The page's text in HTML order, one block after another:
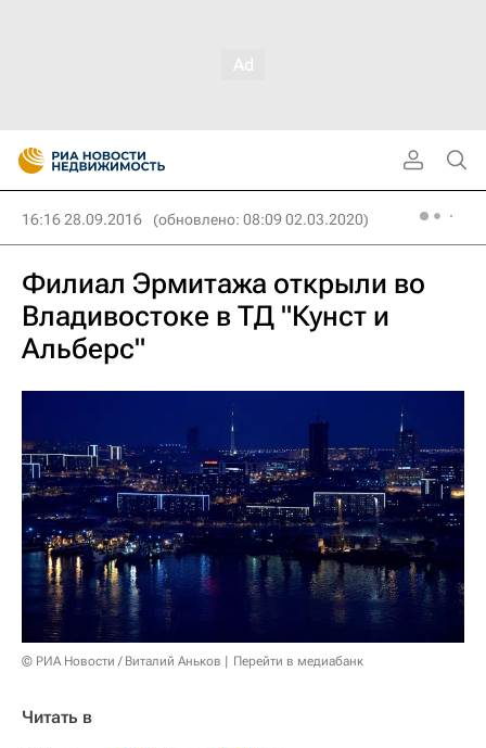
16:16 28.09.2016 (обновлено: 08:09 02.03.2020)
Филиал Эрмитажа открыли во
Владивостоке в ТД "Кунст и
Альберс"
© РИА Новости / Виталий Аньков Перейти в медиабанк
Читать в